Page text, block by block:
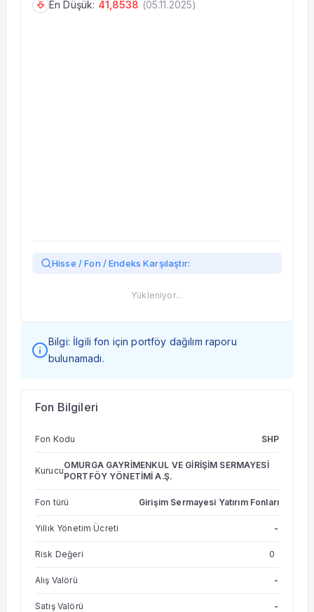
Taşınan Fonlar
En Düşük: 41,8538 (05.11.2025)
Hisse / Fon / Endeks Karşılaştır:
Yükleniyor…
Bilgi: İlgili fon için portföy dağılım raporu
bulunamadı.
Fon Bilgileri
Fon Kodu SHP
Kurucu
OMURGA GAYRİMENKUL VE GİRİŞİM SERMAYESİ
PORTFÖY YÖNETİMİ A.Ş.
Fon türü Girişim Sermayesi Yatırım Fonları
Yıllık Yönetim Ücreti -
Risk Değeri 0
Alış Valörü -
Satış Valörü -